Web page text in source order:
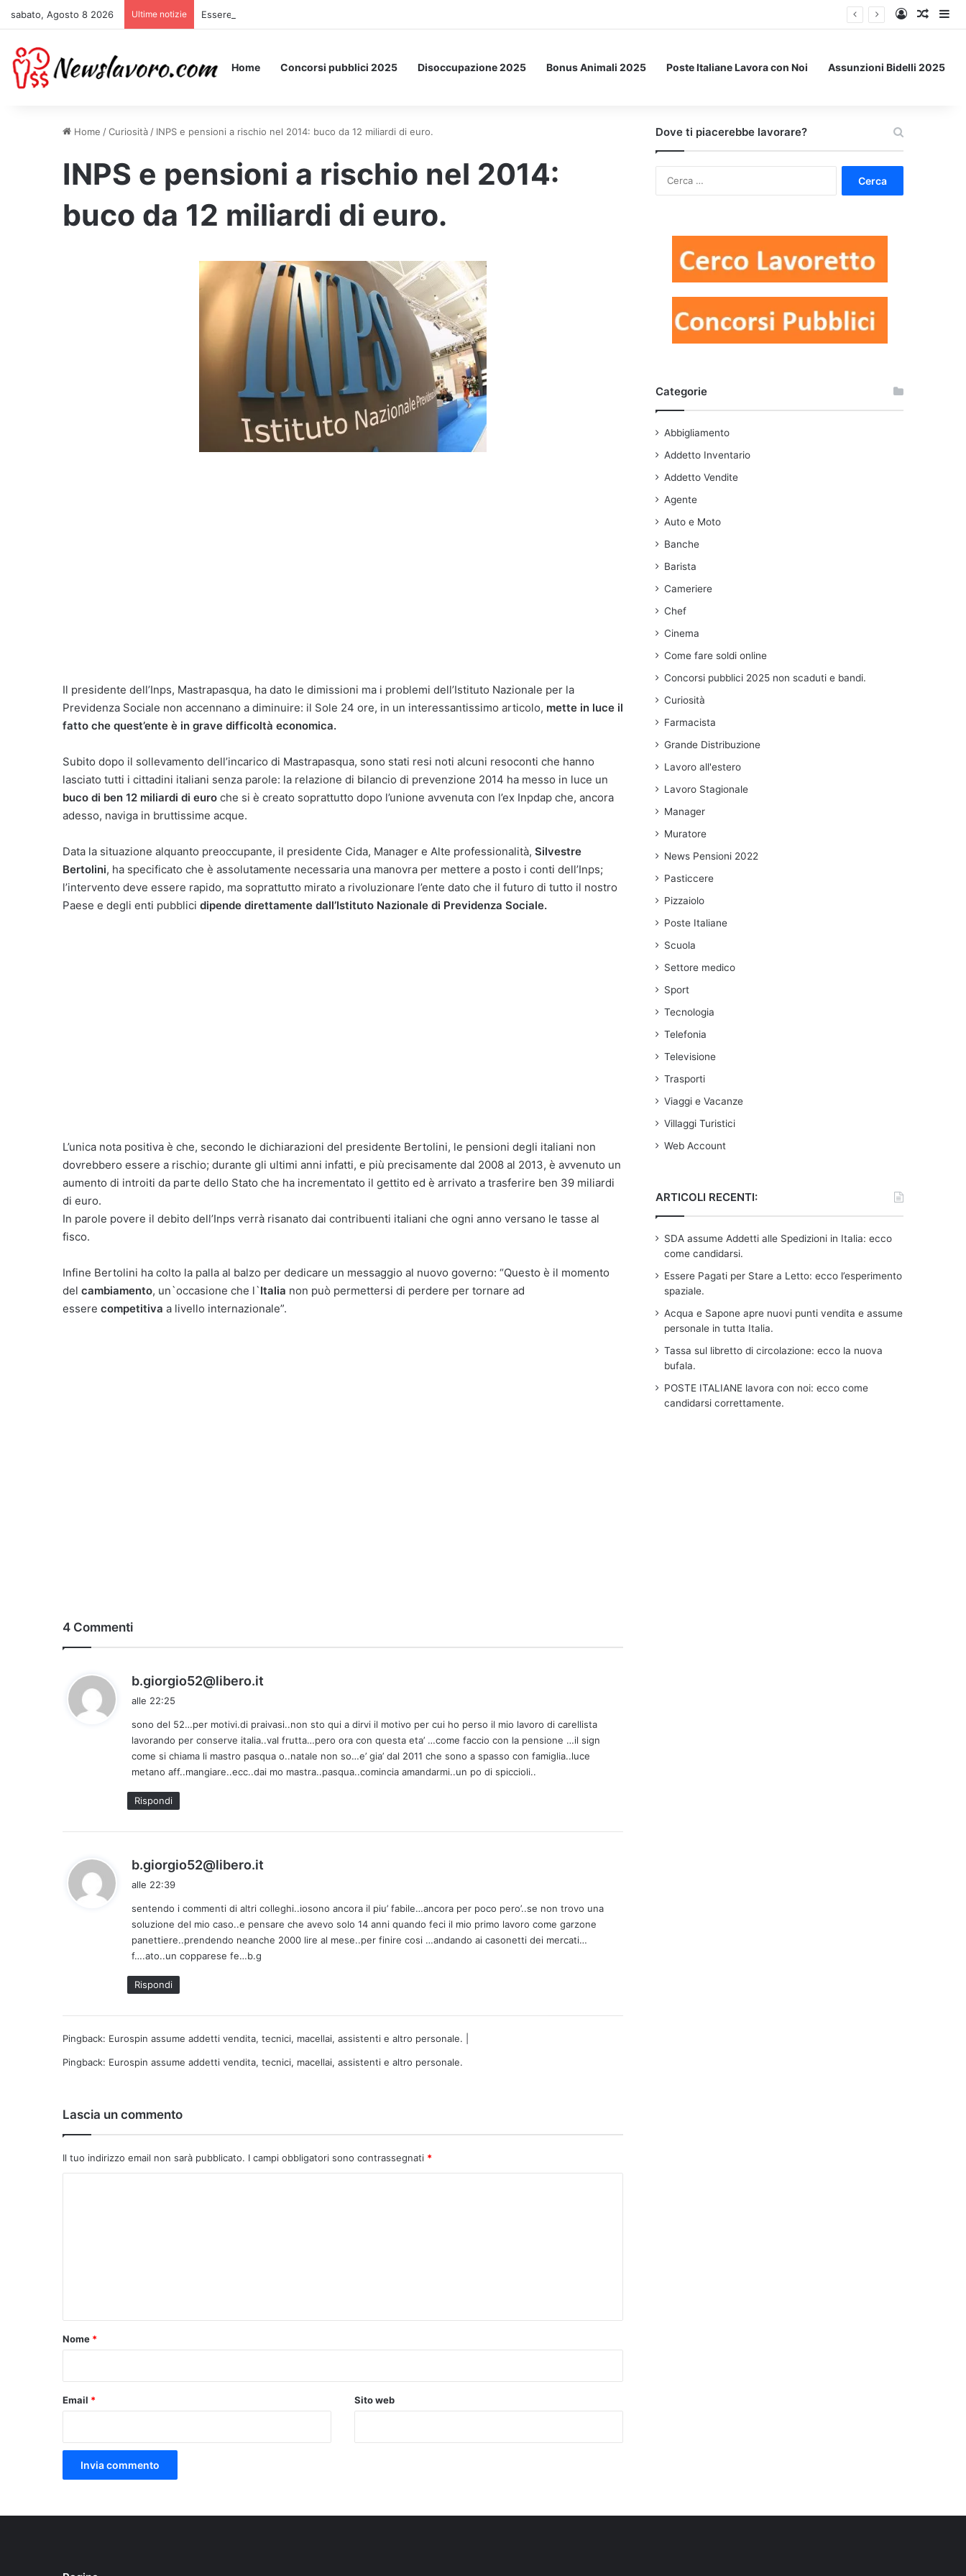
sabato, Agosto 8 2026 Ultime notizie Essere Pagati per Stare a Letto: ecco l’esperimento spaziale. Accedi
Un
Home Concorsi pubblici 2025 Disoccupazione 2025 Bonus Animali 2025 Poste Italiane Lavora con Noi Assunzioni Bidelli 2025
Home /Curiosità / INPS e pensioni a rischio nel 2014: buco da 12 miliardi di euro.
INPS e pensioni a rischio nel 2014:
buco da 12 miliardi di euro.
Il presidente dell’Inps, Mastrapasqua, ha dato le dimissioni ma i problemi dell’Istituto Nazionale per la
Previdenza Sociale non accennano a diminuire: il Sole 24 ore, in un interessantissimo articolo, mette in luce il
fatto che quest’ente è in grave difficoltà economica.
Subito dopo il sollevamento dell’incarico di Mastrapasqua, sono stati resi noti alcuni resoconti che hanno
lasciato tutti i cittadini italiani senza parole: la relazione di bilancio di prevenzione 2014 ha messo in luce un
buco di ben 12 miliardi di euro che si è creato soprattutto dopo l’unione avvenuta con l’ex Inpdap che, ancora
adesso, naviga in bruttissime acque.
Data la situazione alquanto preoccupante, il presidente Cida, Manager e Alte professionalità, Silvestre
Bertolini, ha specificato che è assolutamente necessaria una manovra per mettere a posto i conti dell’Inps;
l’intervento deve essere rapido, ma soprattutto mirato a rivoluzionare l’ente dato che il futuro di tutto il nostro
Paese e degli enti pubblici dipende direttamente dall’Istituto Nazionale di Previdenza Sociale.
L’unica nota positiva è che, secondo le dichiarazioni del presidente Bertolini, le pensioni degli italiani non
dovrebbero essere a rischio; durante gli ultimi anni infatti, e più precisamente dal 2008 al 2013, è avvenuto un
aumento di introiti da parte dello Stato che ha incrementato il gettito ed è arrivato a trasferire ben 39 miliardi
di euro.
In parole povere il debito dell’Inps verrà risanato dai contribuenti italiani che ogni anno versano le tasse al
fisco.
Infine Bertolini ha colto la palla al balzo per dedicare un messaggio al nuovo governo: “Questo è il momento
del cambiamento, un`occasione che l`Italia non può permettersi di perdere per tornare ad
essere competitiva a livello internazionale”.
4 Commenti
b.giorgio52@libero.it
e
t
t
o
alle 22:25
sono del 52…per motivi.di praivasi..non sto qui a dirvi il motivo per cui ho perso il mio lavoro di carellista
lavorando per conserve italia..val frutta…pero ora con questa eta’ …come faccio con la pensione …il sign
come si chiama li mastro pasqua o..natale non so…e’ gia’ dal 2011 che sono a spasso con famiglia..luce
metano aff..mangiare..ecc..dai mo mastra..pasqua..comincia amandarmi..un po di spiccioli..
Rispondi
b.giorgio52@libero.it
e
t
t
alle 22:39
sentendo i commenti di altri colleghi..iosono ancora il piu’ fabile…ancora per poco pero’..se non trovo una
soluzione del mio caso..e pensare che avevo solo 14 anni quando feci il mio primo lavoro come garzone
panettiere..prendendo neanche 2000 lire al mese..per finire cosi …andando ai casonetti dei mercati…
f….ato..un copparese fe…b.g
Rispondi
Pingback: Eurospin assume addetti vendita, tecnici, macellai, assistenti e altro personale. |
Pingback: Eurospin assume addetti vendita, tecnici, macellai, assistenti e altro personale.
Lascia un commento
Il tuo indirizzo email non sarà pubblicato. I campi obbligatori sono contrassegnati *
o
Nome *
Email * Sito web
Dove ti piacerebbe lavorare?
Categorie
Abbigliamento
Addetto Inventario
Addetto Vendite
Agente
Auto e Moto
Banche
Barista
Cameriere
Chef
Cinema
Come fare soldi online
Concorsi pubblici 2025 non scaduti e bandi.
Curiosità
Farmacista
Grande Distribuzione
Lavoro all'estero
Lavoro Stagionale
Manager
Muratore
News Pensioni 2022
Pasticcere
Pizzaiolo
Poste Italiane
Scuola
Settore medico
Sport
Tecnologia
Telefonia
Televisione
Trasporti
Viaggi e Vacanze
Villaggi Turistici
Web Account
ARTICOLI RECENTI:
SDA assume Addetti alle Spedizioni in Italia: ecco
come candidarsi.
Essere Pagati per Stare a Letto: ecco l’esperimento
spaziale.
Acqua e Sapone apre nuovi punti vendita e assume
personale in tutta Italia.
Tassa sul libretto di circolazione: ecco la nuova
bufala.
POSTE ITALIANE lavora con noi: ecco come
candidarsi correttamente.